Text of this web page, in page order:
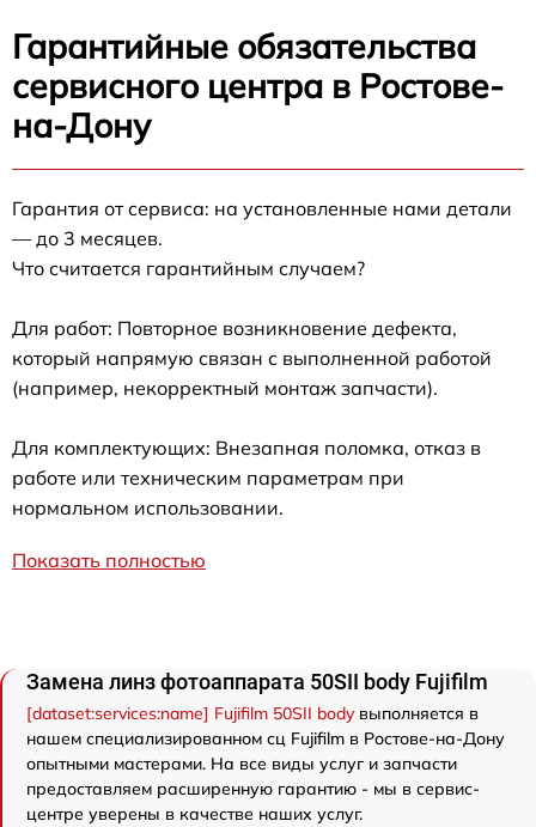
Гарантийные обязательства
сервисного центра в Ростове-
на-Дону
Гарантия от сервиса: на установленные нами детали
— до 3 месяцев.
Что считается гарантийным случаем?
Для работ: Повторное возникновение дефекта,
который напрямую связан с выполненной работой
(например, некорректный монтаж запчасти).
Для комплектующих: Внезапная поломка, отказ в
работе или техническим параметрам при
нормальном использовании.
Показать полностью
Замена линз фотоаппарата 50SII body Fujifilm
[dataset:services:name] Fujifilm 50SII bodyвыполняется в
нашем специализированном сц Fujifilm в Ростове-на-Дону
опытными мастерами. На все виды услуг и запчасти
предоставляем расширенную гарантию - мы в сервис-
центре уверены в качестве наших услуг.